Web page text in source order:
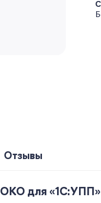
Отзывы
для «1С:УПП»